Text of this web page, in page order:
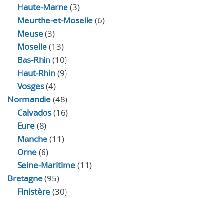
Haute-Marne(3)
Meurthe-et-Moselle(6)
Meuse(3)
Moselle(13)
Bas-Rhin(10)
Haut-Rhin(9)
Vosges(4)
Normandie(48)
Calvados(16)
Eure(8)
Manche(11)
Orne(6)
Seine-Maritime(11)
Bretagne(95)
Finistère(30)